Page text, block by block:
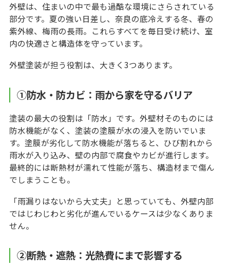
外壁は、住まいの中で最も過酷な環境にさらされている
部分です。夏の強い日差し、奈良の底冷えする冬、春の
紫外線、梅雨の長雨。これらすべてを毎日受け続け、室
内の快適さと構造体を守っています。
外壁塗装が担う役割は、大きく3つあります。
①防水・防カビ：雨から家を守るバリア
塗装の最大の役割は「防水」です。外壁材そのものには
防水機能がなく、塗装の塗膜が水の浸入を防いでいま
す。塗膜が劣化して防水機能が落ちると、ひび割れから
雨水が入り込み、壁の内部で腐食やカビが進行します。
最終的には断熱材が濡れて性能が落ち、構造材まで傷ん
でしまうことも。
「雨漏りはないから大丈夫」と思っていても、外壁内部
ではじわじわと劣化が進んでいるケースは少なくありま
せん。
②断熱・遮熱：光熱費にまで影響する